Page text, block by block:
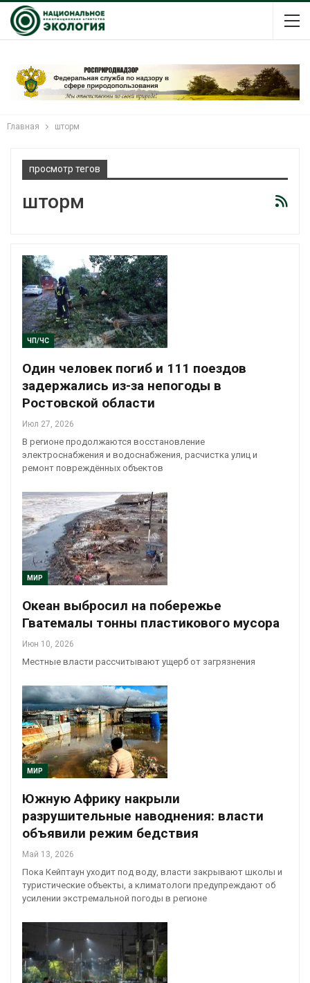
Главная шторм
просмотр тегов
шторм
ЧП/ЧС
Один человек погиб и 111 поездов
задержались из-за непогоды в
Ростовской области
Июл 27, 2026
В регионе продолжаются восстановление
электроснабжения и водоснабжения, расчистка улиц и
ремонт повреждённых объектов
МИР
Океан выбросил на побережье
Гватемалы тонны пластикового мусора
Июн 10, 2026
Местные власти рассчитывают ущерб от загрязнения
МИР
Южную Африку накрыли
разрушительные наводнения: власти
объявили режим бедствия
Май 13, 2026
Пока Кейптаун уходит под воду, власти закрывают школы и
туристические объекты, а климатологи предупреждают об
усилении экстремальной погоды в регионе